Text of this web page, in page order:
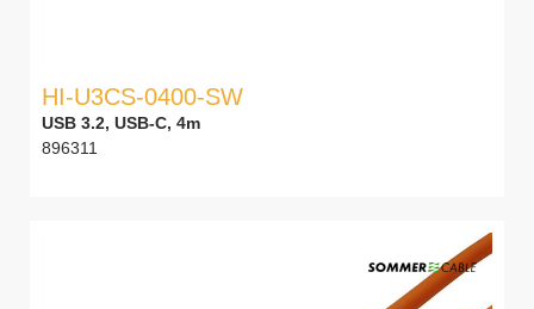
HI-U3CS-0400-SW
USB 3.2, USB-C, 4m
896311